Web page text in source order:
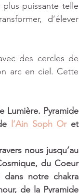
puissante telle
d’élever
des cercles de
arc en ciel. Cette
Lumière. Pyramide
l’Ain Soph Or et
nous jusqu’au
du Coeur
notre chakra
de la Pyramide